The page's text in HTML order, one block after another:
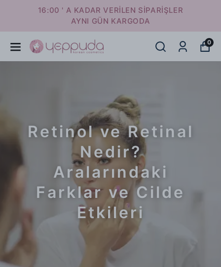
16:00 ' A KADAR VERİLEN SİPARİŞLER
AYNI GÜN KARGODA
0
Retinol ve Retinal
Nedir?
Aralarındaki
Farklar ve Cilde
Etkileri